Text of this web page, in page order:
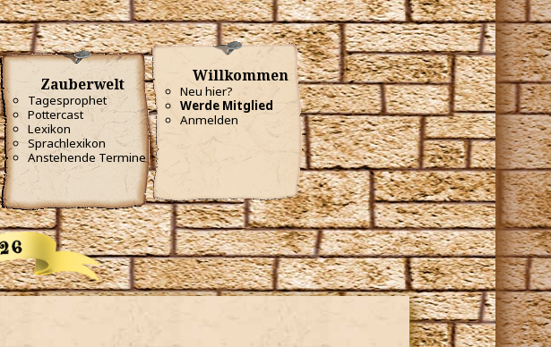
Zauberwelt
Tagesprophet
Pottercast
Lexikon
Sprachlexikon
Anstehende Termine
Willkommen
Neu hier?
Werde Mitglied
Anmelden